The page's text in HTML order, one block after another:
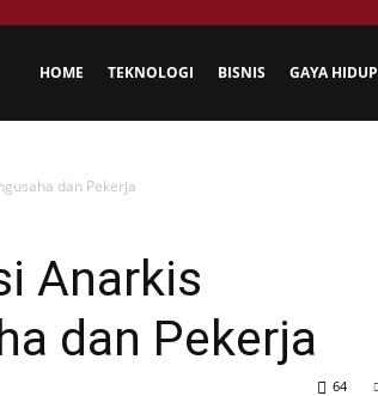
HOME TEKNOLOGI BISNIS GAYA HIDUP
dan Pekerja
Anarkis
dan Pekerja
64